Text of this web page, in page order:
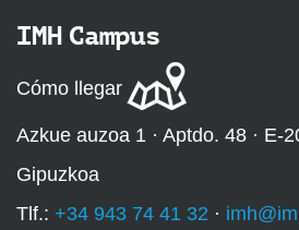
IMH Campus
Cómo llegar
Azkue auzoa 1 · Aptdo. 48 · E-
Gipuzkoa
Tlf.: +34 943 74 41 32 ·